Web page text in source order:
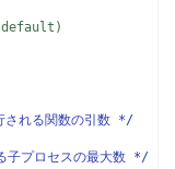
(default)
れる関数の引数 */
プロセスの最大数 */